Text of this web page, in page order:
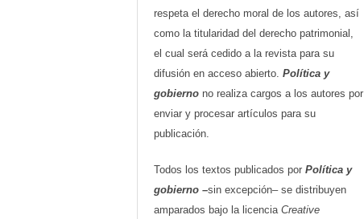
respeta el derecho moral de los autores, así
como la titularidad del derecho patrimonial,
el cual será cedido a la revista para su
difusión en acceso abierto. Política y
gobierno no realiza cargos a los autores por
enviar y procesar artículos para su
publicación.
Todos los textos publicados por Política y
gobierno –sin excepción– se distribuyen
amparados bajo la licencia Creative